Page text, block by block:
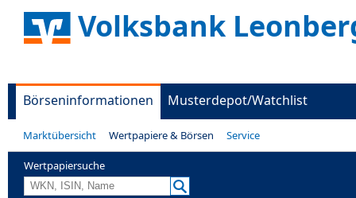
Volksbank
Börseninformationen Musterdepot/Watchlist
Marktübersicht Wertpapiere & Börsen Service
Wertpapiersuche